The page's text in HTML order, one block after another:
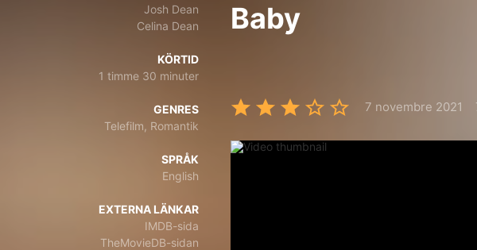
Josh Dean
Celina Dean
KÖRTID
1 timme 30 minuter
GENRES
Telefilm, Romantik
SPRÅK
English
EXTERNA LÄNKAR
IMDB-sida
TheMovieDB-sidan
Baby
7 novembre 2021